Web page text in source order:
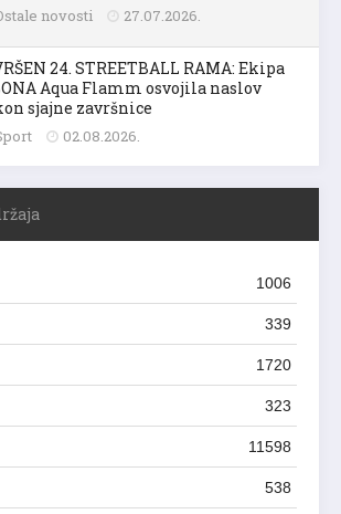
novosti 27.07.2026.
24. STREETBALL RAMA: Ekipa
Aqua Flamm osvojila naslov
sjajne završnice
02.08.2026.
1006
339
1720
323
11598
538